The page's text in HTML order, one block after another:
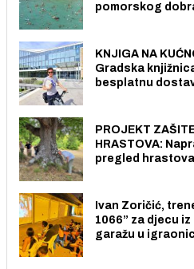
pomorskog
KNJIGA NA
Gradska
besplatnu
PROJEKT
HRASTOVA:
pregled
Ivan Zoričić,
1066” za djecu
garažu u